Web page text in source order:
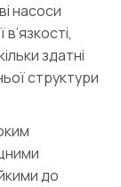
насоси
здатні
структури
до